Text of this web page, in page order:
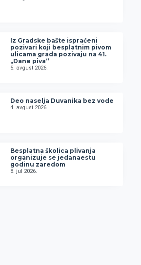
Iz Gradske bašte ispraćeni
pozivari koji besplatnim pivom
ulicama grada pozivaju na 41.
„Dane piva“
5. avgust 2026.
Deo naselja Duvanika bez vode
4. avgust 2026.
Besplatna školica plivanja
organizuje se jedanaestu
godinu zaredom
8. jul 2026.